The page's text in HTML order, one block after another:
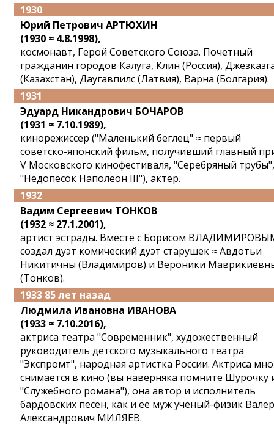
1930
Юрий Петрович АРТЮХИН
(1930 ≈ 4.8.1998),
космонавт, Герой Советского Союза. Почетный
гражданин городов Калуга, Клин (Россия),
(Казахстан), Даугавпилс (Латвия), Варна (Болгария).
1931
Эдуард Никандрович БОЧАРОВ
(1931 ≈ 7.10.1989),
кинорежиссер ("Маленький беглец" ≈ первый
советско-японский фильм, получивший главный
V Московского кинофестиваля, "Серебряный трубы",
"Недопесок Наполеон III"), актер.
1932
Вадим Сергеевич ТОНКОВ
(1932 ≈ 27.1.2001),
артист эстрады. Вместе с Борисом
создал дуэт комический дуэт старушек ≈ Авдотьи
Никитичны (Владимиров) и Вероники
(Тонков).
1933 85 лет назад
Людмила Ивановна ИВАНОВА
(1933 ≈ 7.10.2016),
актриса театра "Современник", художественный
руководитель детского музыкального театра
"Экспромт", народная артистка России. Актриса
снимается в кино (вы наверняка помните Шурочку
"Служебного романа"), она автор и исполнитель
бардовских песен, как и ее муж ученый-физик
Александрович МИЛЯЕВ.